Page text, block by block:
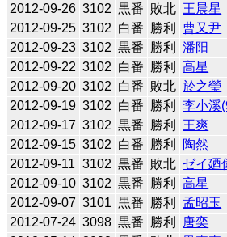
2012-09-26 3102 黒番 敗北 王晨星
2012-09-25 3102 白番 勝利 曹又尹
2012-09-23 3102 黒番 勝利 潘阳
2012-09-22 3102 白番 勝利 高星
2012-09-20 3102 白番 敗北 於之瑩
2012-09-19 3102 白番 勝利 李小溪
2012-09-17 3102 黒番 勝利 王爽
2012-09-15 3102 白番 勝利 陶然
2012-09-11 3102 黒番 敗北 ゼイ廼
2012-09-10 3102 黒番 勝利 高星
2012-09-07 3101 黒番 勝利 孟昭玉
2012-07-24 3098 黒番 勝利 唐奕